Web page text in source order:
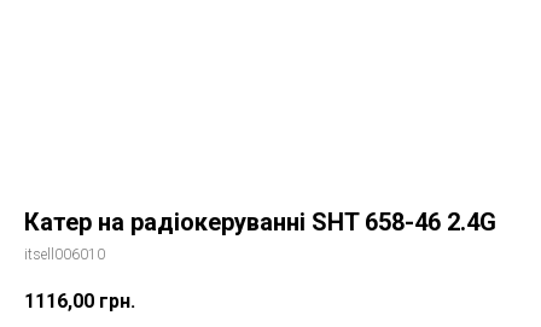
Катер на радіокеруванні SHT 658-46 2.4G
itsell006010
1116,00 грн.